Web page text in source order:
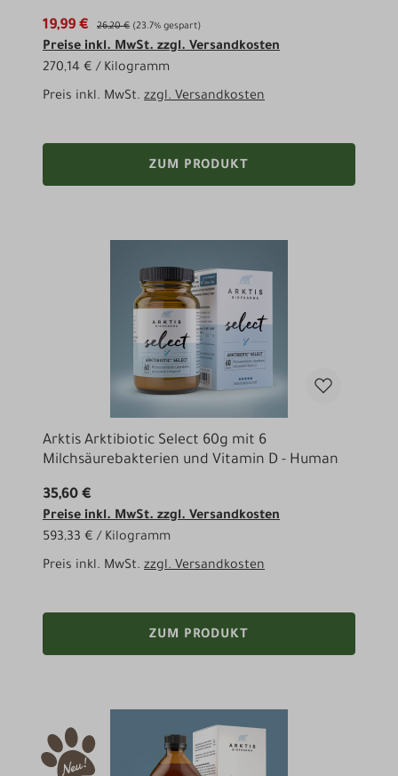
19,99 €
26,20 € (23.7% gespart)
Preise inkl. MwSt. zzgl. Versandkosten
270,14 € / Kilogramm
Preis inkl. MwSt. zzgl. Versandkosten
ZUM PRODUKT
Arktis Arktibiotic Select 60g mit 6
Milchsäurebakterien und Vitamin D - Human
35,60 €
Preise inkl. MwSt. zzgl. Versandkosten
593,33 € / Kilogramm
Preis inkl. MwSt. zzgl. Versandkosten
ZUM PRODUKT